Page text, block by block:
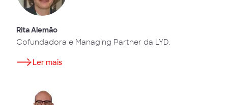
Rita Alemão
Cofundadora e Managing Partner da LYD.
Ler mais